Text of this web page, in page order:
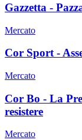
Gazzetta -
Mercato
Cor Sport -
Mercato
Cor Bo - La
resistere
Mercato